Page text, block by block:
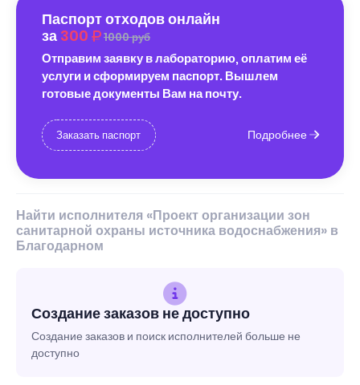
Паспорт отходов онлайн
за 300 1000 руб
Отправим заявку в лабораторию, оплатим её
услуги и сформируем паспорт. Вышлем
готовые документы Вам на почту.
Заказать паспорт Подробнее
Найти исполнителя «Проект организации зон
санитарной охраны источника водоснабжения» в
Благодарном
Создание заказов не доступно
Создание заказов и поиск исполнителей больше не
доступно